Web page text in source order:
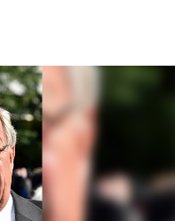
Mondiali calcio 2026